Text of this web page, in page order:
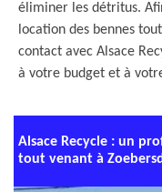
éliminer les détritus.
location des bennes
contact avec Alsace
à votre budget et à
Alsace Recycle : un
tout venant à